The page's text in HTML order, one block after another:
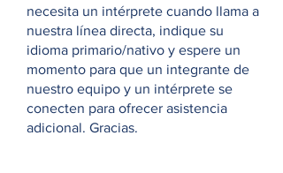
necesita un intérprete cuando llama a
nuestra línea directa, indique su
idioma primario/nativo y espere un
momento para que un integrante de
nuestro equipo y un intérprete se
conecten para ofrecer asistencia
adicional. Gracias.